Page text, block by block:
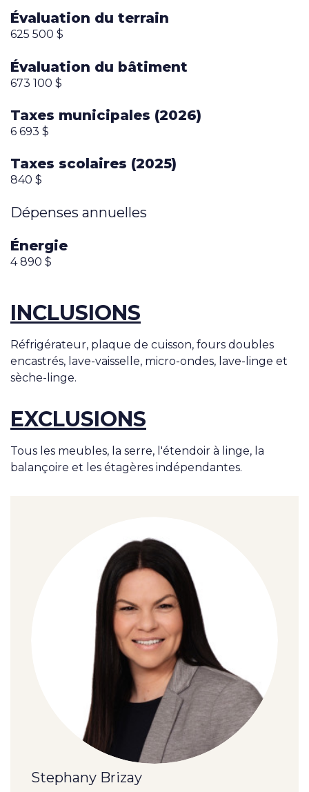
Évaluation du terrain
625 500 $
Évaluation du bâtiment
673 100 $
Taxes municipales (2026)
6 693 $
Taxes scolaires (2025)
840 $
Dépenses annuelles
Énergie
4 890 $
INCLUSIONS
Réfrigérateur, plaque de cuisson, fours doubles
encastrés, lave-vaisselle, micro-ondes, lave-linge et
sèche-linge.
EXCLUSIONS
Tous les meubles, la serre, l'étendoir à linge, la
balançoire et les étagères indépendantes.
Stephany Brizay